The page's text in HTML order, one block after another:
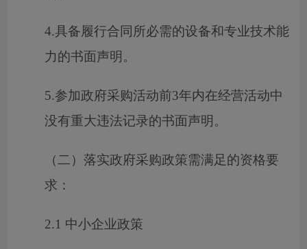
4.具备履行合同所必需的设备和专业技术能
力的书面声明。
5.参加政府采购活动前3年内在经营活动中
没有重大违法记录的书面声明。
（二）落实政府采购政策需满足的资格要
求：
2.1 中小企业政策